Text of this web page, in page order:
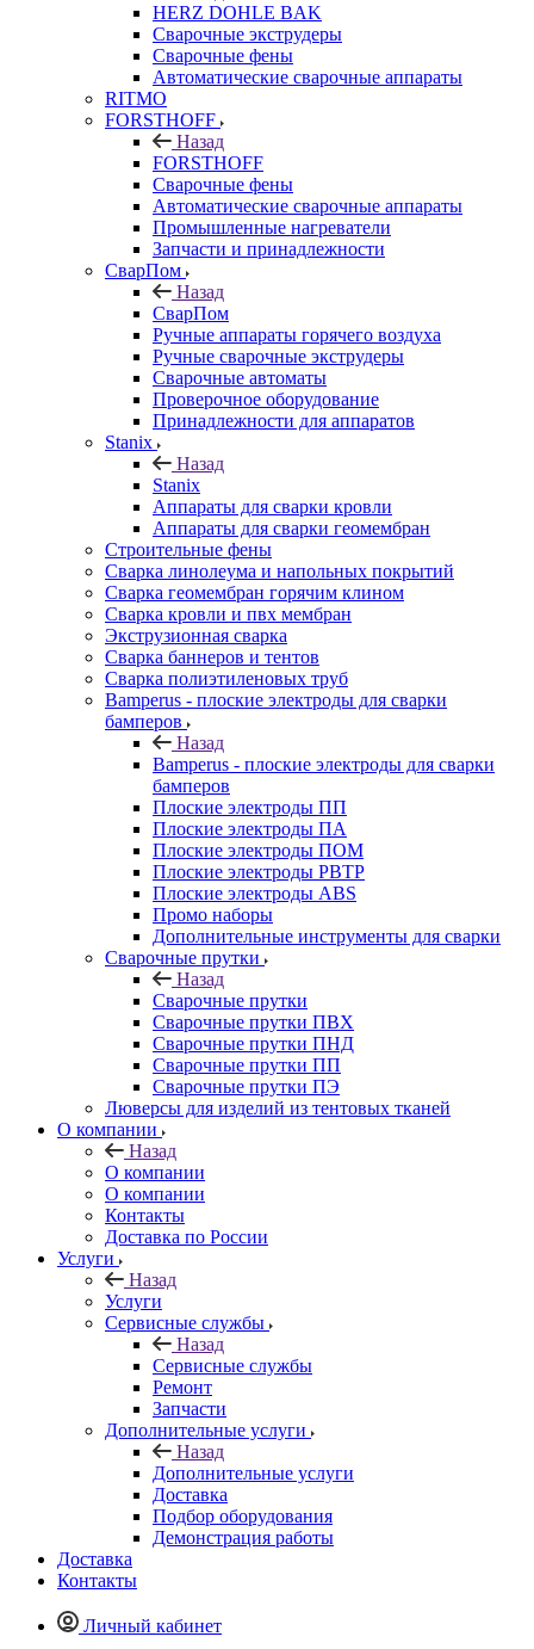
HERZ DOHLE BAK
Сварочные экструдеры
Сварочные фены
Автоматические сварочные аппараты
RITMO
FORSTHOFF
Назад
FORSTHOFF
Сварочные фены
Автоматические сварочные аппараты
Промышленные нагреватели
Запчасти и принадлежности
СварПом
Назад
СварПом
Ручные аппараты горячего воздуха
Ручные сварочные экструдеры
Сварочные автоматы
Проверочное оборудование
Принадлежности для аппаратов
Stanix
Назад
Stanix
Аппараты для сварки кровли
Аппараты для сварки геомембран
Строительные фены
Сварка линолеума и напольных покрытий
Сварка геомембран горячим клином
Сварка кровли и пвх мембран
Экструзионная сварка
Сварка баннеров и тентов
Сварка полиэтиленовых труб
Bamperus - плоские электроды для сварки
бамперов
Назад
Bamperus - плоские электроды для сварки
бамперов
Плоские электроды ПП
Плоские электроды ПА
Плоские электроды ПОМ
Плоские электроды РВТР
Плоские электроды ABS
Промо наборы
Дополнительные инструменты для сварки
Сварочные прутки
Назад
Сварочные прутки
Сварочные прутки ПВХ
Сварочные прутки ПНД
Сварочные прутки ПП
Сварочные прутки ПЭ
Люверсы для изделий из тентовых тканей
О компании
Назад
О компании
О компании
Контакты
Доставка по России
Услуги
Назад
Услуги
Сервисные службы
Назад
Сервисные службы
Ремонт
Запчасти
Дополнительные услуги
Назад
Дополнительные услуги
Доставка
Подбор оборудования
Демонстрация работы
Доставка
Контакты
Личный кабинет